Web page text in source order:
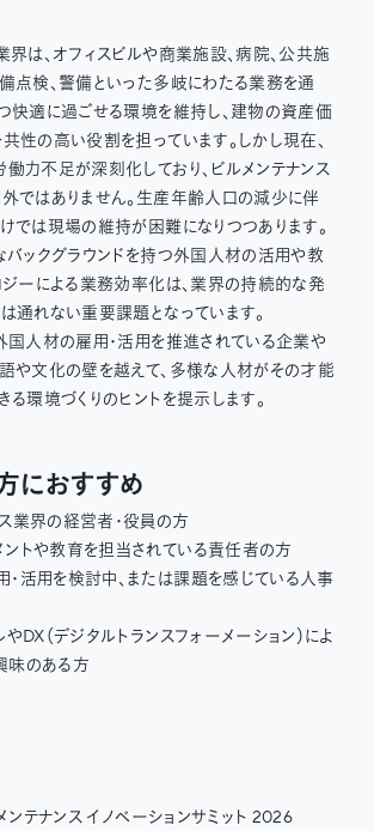
界は、オフィスビルや商業施設、病院、公共施
点検、警備といった多岐にわたる業務を通
快適に過ごせる環境を維持し、建物の資産価
性の高い役割を担っています。しかし現在、
力不足が深刻化しており、ビルメンテナンス
ではありません。生産年齢人口の減少に伴
では現場の維持が困難になりつつあります。
バックグラウンドを持つ外国人材の活用や教
ジーによる業務効率化は、業界の持続的な発
通れない重要課題となっています。
国人材の雇用・活用を推進されている企業や
や文化の壁を越えて、多様な人材がその才能
る環境づくりのヒントを提示します。
におすすめ
業界の経営者・役員の方
トや教育を担当されている責任者の方
活用を検討中、または課題を感じている人事
DX（デジタルトランスフォーメーション）によ
味のある方
ンテナンス イノベーションサミット 2026